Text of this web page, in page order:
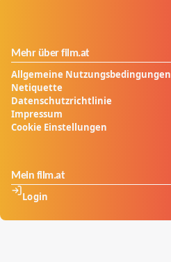
Mehr über film.at
Allgemeine Nutzungsbedingungen
Netiquette
Datenschutzrichtlinie
Impressum
Cookie Einstellungen
Mein film.at
Login